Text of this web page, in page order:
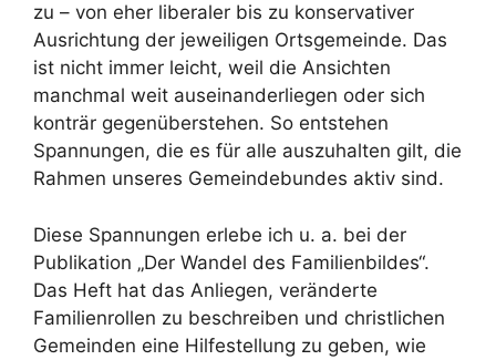
zu – von eher liberaler bis zu konservativer
Ausrichtung der jeweiligen Ortsgemeinde. Das
ist nicht immer leicht, weil die Ansichten
manchmal weit auseinanderliegen oder sich
konträr gegenüberstehen. So entstehen
Spannungen, die es für alle auszuhalten gilt, die
Rahmen unseres Gemeindebundes aktiv sind.
Diese Spannungen erlebe ich u. a. bei der
Publikation „Der Wandel des Familienbildes“.
Das Heft hat das Anliegen, veränderte
Familienrollen zu beschreiben und christlichen
Gemeinden eine Hilfestellung zu geben, wie